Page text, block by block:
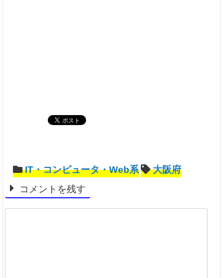
IT・コンピュータ・Web系
大阪府
コメントを残す